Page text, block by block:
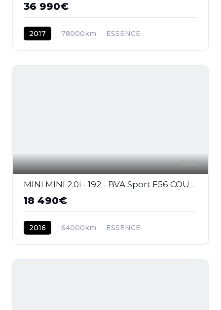
36 990€
2017 78000km ESSENCE
26
MINI MINI 2.0i - 192 - BVA Sport F56 COUPE Cooper S Exquisite PHASE 1
18 490€
2016 64000km ESSENCE